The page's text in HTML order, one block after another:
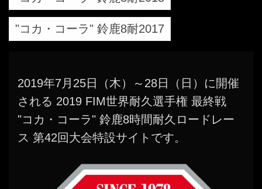
"コカ・コーラ" 鈴鹿8耐2017
2019年7月25日（木）～28日（日）に開催
される 2019 FIM世界耐久選手権 最終戦
"コカ・コーラ" 鈴鹿8時間耐久ロードレー
ス 第42回大会特設サイトです。